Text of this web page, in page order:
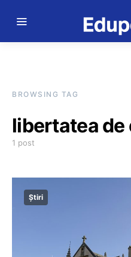
BROWSING TAG
libertatea de
1 post
Știri